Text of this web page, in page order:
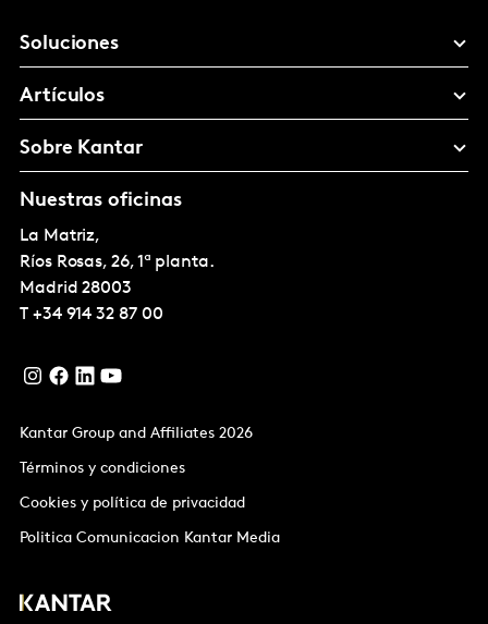
Soluciones
Artículos
Sobre Kantar
Nuestras oficinas
La Matriz,
Ríos Rosas, 26, 1ª planta.
Madrid 28003
T +34 914 32 87 00
Kantar Group and Affiliates 2026
Términos y condiciones
Cookies y política de privacidad
Politica Comunicacion Kantar Media